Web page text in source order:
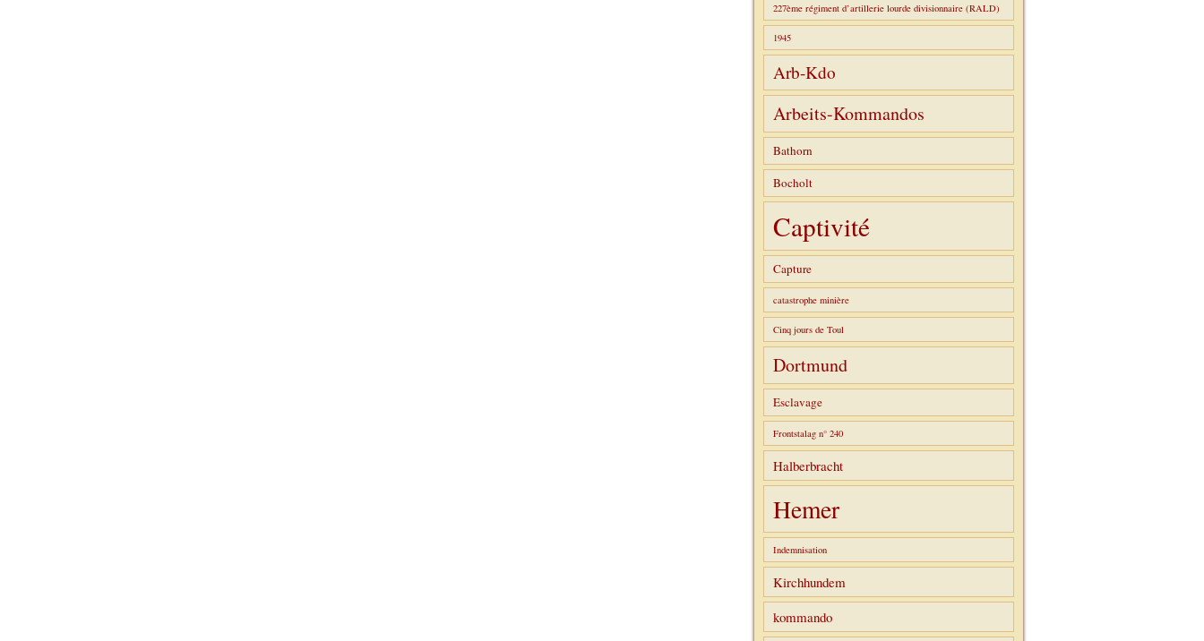
227ème régiment d’artillerie lourde divisionnaire (RALD)
1945
Arb-Kdo
Arbeits-Kommandos
Bathorn
Bocholt
Captivité
Capture
catastrophe minière
Cinq jours de Toul
Dortmund
Esclavage
Frontstalag n° 240
Halberbracht
Hemer
Indemnisation
Kirchhundem
kommando